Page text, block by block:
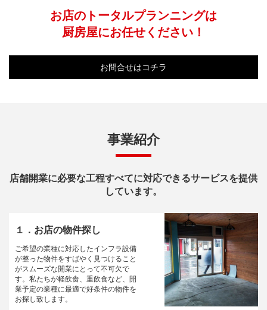
お店のトータルプランニングは
厨房屋にお任せください！
お問合せはコチラ
事業紹介
店舗開業に必要な工程すべてに対応できるサービスを提供
しています。
１．お店の物件探し
ご希望の業種に対応したインフラ設備
が整った物件をすばやく見つけること
がスムーズな開業にとって不可欠で
す。私たちが軽飲食、重飲食など、開
業予定の業種に最適で好条件の物件を
お探し致します。